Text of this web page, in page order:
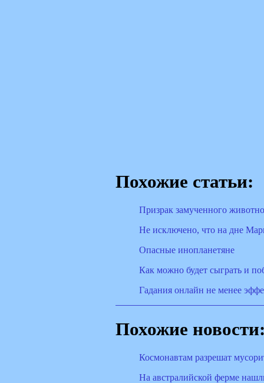
Похожие статьи:
Призрак замученного
Не исключено, что на дне
Опасные инопланетяне
Как можно будет сыграть и
Гадания онлайн не менее
Похожие
Космонавтам разрешат
На австралийской ферме